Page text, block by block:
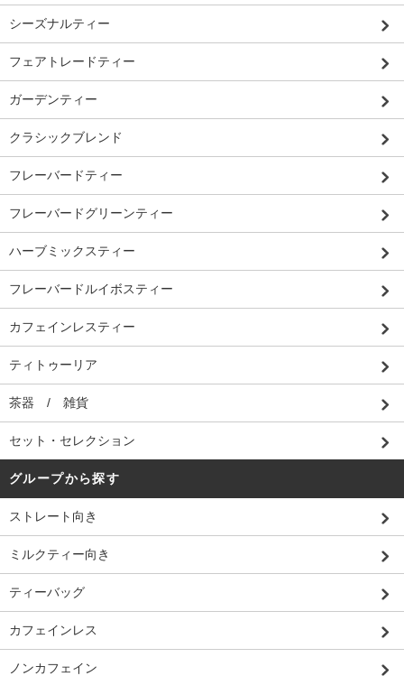
シーズナルティー
フェアトレードティー
ガーデンティー
クラシックブレンド
フレーバードティー
フレーバードグリーンティー
ハーブミックスティー
フレーバードルイボスティー
カフェインレスティー
ティトゥーリア
茶器 / 雑貨
セット・セレクション
グループから探す
ストレート向き
ミルクティー向き
ティーバッグ
カフェインレス
ノンカフェイン